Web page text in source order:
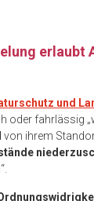
erlaubt
und
oder fahrlässig
von ihrem
“.